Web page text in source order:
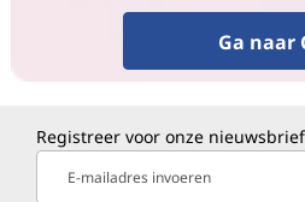
Ga naar
Registreer voor onze nieuwsbrief
E-mailadres invoeren